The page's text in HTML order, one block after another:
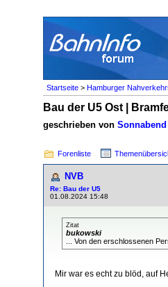
Startseite > Hamburger
Bau der U5 Ost |
geschrieben von Sonnabend
Forenliste
NVB
Re: Bau der U5
01.08.2024 15:48
Zitat
bukowski
... Von den erschlossenen
Mir war es echt zu blöd, auf